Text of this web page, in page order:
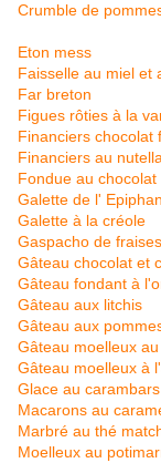
Crumble de
Eton mess
Faisselle au miel et
Far breton
Figues rôties à la
Financiers chocolat
Financiers au nutella
Fondue au chocolat
Galette de l'
Galette à la créole
Gaspacho de fraises
Gâteau chocolat et
Gâteau fondant à
Gâteau aux litchis
Gâteau aux
Gâteau moelleux
Gâteau moelleux à
Glace au
Macarons au
Marbré au thé
Moelleux au